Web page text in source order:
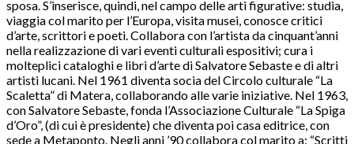
sposa. S’inserisce, quindi, nel campo delle arti figurative: studia,
viaggia col marito per l’Europa, visita musei, conosce critici
d’arte, scrittori e poeti. Collabora con l’artista da cinquant’anni
nella realizzazione di vari eventi culturali espositivi; cura i
molteplici cataloghi e libri d’arte di Salvatore Sebaste e di altri
artisti lucani. Nel 1961 diventa socia del Circolo culturale “La
Scaletta” di Matera, collaborando alle varie iniziative. Nel 1963,
con Salvatore Sebaste, fonda l’Associazione Culturale “La Spiga
d’Oro”, (di cui è presidente) che diventa poi casa editrice, con
sede a Metaponto. Negli anni ’90 collabora col marito a: “Scritti